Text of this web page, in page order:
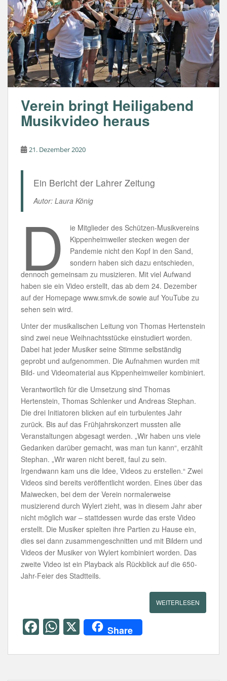
o
k
p
Verein bringt Heiligabend
Musikvideo heraus
21. Dezember 2020
Ein Bericht der Lahrer Zeitung
Autor: Laura König
D
ie Mitglieder des Schützen-Musikvereins
Kippenheimweiler stecken wegen der
Pandemie nicht den Kopf in den Sand,
sondern haben sich dazu entschieden,
dennoch gemeinsam zu musizieren. Mit viel Aufwand
haben sie ein Video erstellt, das ab dem 24. Dezember
auf der Homepage www.smvk.de sowie auf YouTube zu
sehen sein wird.
Unter der musikalischen Leitung von Thomas Hertenstein
sind zwei neue Weihnachtsstücke einstudiert worden.
Dabei hat jeder Musiker seine Stimme selbständig
geprobt und aufgenommen. Die Aufnahmen wurden mit
Bild- und Videomaterial aus Kippenheimweiler kombiniert.
Verantwortlich für die Umsetzung sind Thomas
Hertenstein, Thomas Schlenker und Andreas Stephan.
Die drei Initiatoren blicken auf ein turbulentes Jahr
zurück. Bis auf das Frühjahrskonzert mussten alle
Veranstaltungen abgesagt werden. „Wir haben uns viele
Gedanken darüber gemacht, was man tun kann“, erzählt
Stephan. „Wir waren nicht bereit, faul zu sein.
Irgendwann kam uns die Idee, Videos zu erstellen.“ Zwei
Videos sind bereits veröffentlicht worden. Eines über das
Maiwecken, bei dem der Verein normalerweise
musizierend durch Wylert zieht, was in diesem Jahr aber
nicht möglich war –­ stattdessen wurde das erste Video
erstellt. Die Musiker spielten ihre Partien zu Hause ein,
dies sei dann zusammengeschnitten und mit Bildern und
Videos der Musiker von Wylert kombiniert worden. Das
zweite Video ist ein Playback als Rückblick auf die 650-
Jahr-Feier des Stadtteils.
WEITERLESEN
F
c
e
W
at
s
X Share